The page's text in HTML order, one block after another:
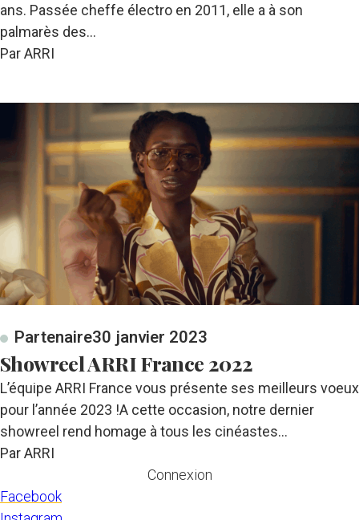
ans. Passée cheffe électro en 2011, elle a à son
palmarès des…
Par ARRI
Partenaire30 janvier 2023
Showreel ARRI France 2022
L’équipe ARRI France vous présente ses meilleurs voeux
pour l’année 2023 !A cette occasion, notre dernier
showreel rend homage à tous les cinéastes…
Par ARRI
Connexion
Facebook